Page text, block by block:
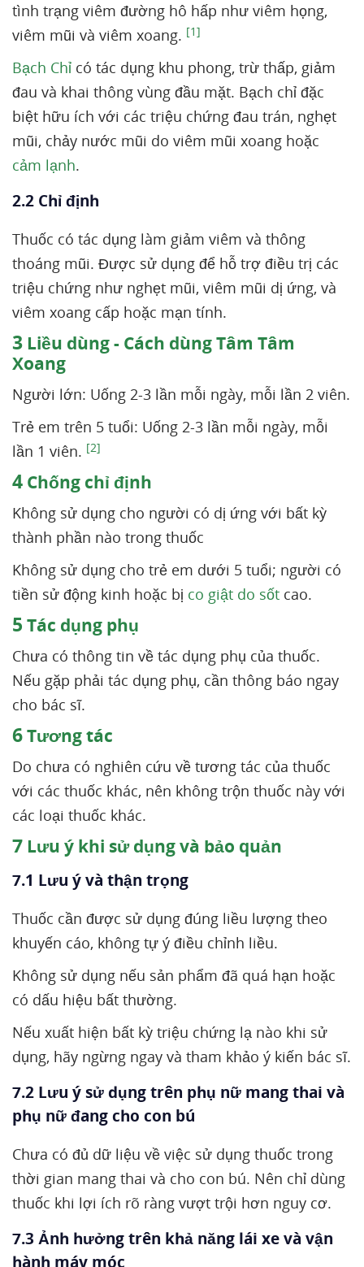
tình trạng viêm đường hô hấp như viêm họng,
viêm mũi và viêm xoang. [1]
Bạch Chỉ có tác dụng khu phong, trừ thấp, giảm
đau và khai thông vùng đầu mặt. Bạch chỉ đặc
biệt hữu ích với các triệu chứng đau trán, nghẹt
mũi, chảy nước mũi do viêm mũi xoang hoặc
cảm lạnh.
2.2 Chỉ định
Thuốc có tác dụng làm giảm viêm và thông
thoáng mũi. Được sử dụng để hỗ trợ điều trị các
triệu chứng như nghẹt mũi, viêm mũi dị ứng, và
viêm xoang cấp hoặc mạn tính.
3 Liều dùng - Cách dùng Tâm Tâm
Xoang
Người lớn: Uống 2-3 lần mỗi ngày, mỗi lần 2 viên.
Trẻ em trên 5 tuổi: Uống 2-3 lần mỗi ngày, mỗi
lần 1 viên. [2]
4 Chống chỉ định
Không sử dụng cho người có dị ứng với bất kỳ
thành phần nào trong thuốc
Không sử dụng cho trẻ em dưới 5 tuổi; người có
tiền sử động kinh hoặc bị co giật do sốt cao.
5 Tác dụng phụ
Chưa có thông tin về tác dụng phụ của thuốc.
Nếu gặp phải tác dụng phụ, cần thông báo ngay
cho bác sĩ.
6Tương tác
Do chưa có nghiên cứu về tương tác của thuốc
với các thuốc khác, nên không trộn thuốc này với
các loại thuốc khác.
7 Lưu ý khi sử dụng và bảo quản
7.1 Lưu ý và thận trọng
Thuốc cần được sử dụng đúng liều lượng theo
khuyến cáo, không tự ý điều chỉnh liều.
Không sử dụng nếu sản phẩm đã quá hạn hoặc
có dấu hiệu bất thường.
Nếu xuất hiện bất kỳ triệu chứng lạ nào khi sử
dụng, hãy ngừng ngay và tham khảo ý kiến bác sĩ.
7.2 Lưu ý sử dụng trên phụ nữ mang thai và
phụ nữ đang cho con bú
Chưa có đủ dữ liệu về việc sử dụng thuốc trong
thời gian mang thai và cho con bú. Nên chỉ dùng
thuốc khi lợi ích rõ ràng vượt trội hơn nguy cơ.
7.3 Ảnh hưởng trên khả năng lái xe và vận
hành máy móc